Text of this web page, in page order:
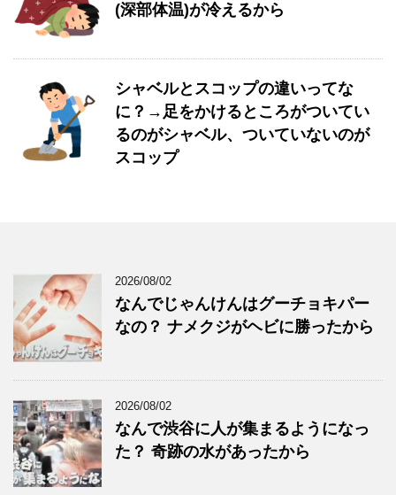
(深部体温)が冷えるから
シャベルとスコップの違いってな
に？→足をかけるところがついてい
るのがシャベル、ついていないのが
スコップ
2026/08/02
なんでじゃんけんはグーチョキパー
なの？ ナメクジがヘビに勝ったから
2026/08/02
なんで渋谷に人が集まるようになっ
た？ 奇跡の水があったから